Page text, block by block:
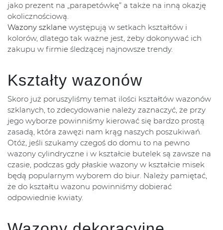
jako prezent na „parapetówkę” a także na inną okazję
okolicznościową.
Wazony szklane występują w setkach kształtów i
kolorów, dlatego tak ważne jest, żeby dokonywać ich
zakupu w firmie śledzącej najnowsze trendy.
Kształty wazonów
Skoro już poruszyliśmy temat ilości kształtów wazonów
szklanych, to zdecydowanie należy zaznaczyć, że przy
jego wyborze powinniśmy kierować się bardzo prostą
zasadą, która zawęzi nam krąg naszych poszukiwań.
Otóż, jeśli szukamy czegoś do domu to na pewno
wazony cylindryczne i w kształcie butelek są zawsze na
czasie, podczas gdy płaskie wazony w kształcie misek
będą popularnym wyborem do biur. Należy pamiętać,
że do kształtu wazonu powinniśmy dobierać
odpowiednie kwiaty.